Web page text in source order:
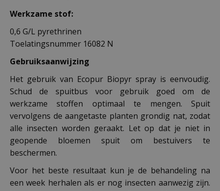
Werkzame stof:
0,6 G/L pyrethrinen
Toelatingsnummer 16082 N
Gebruiksaanwijzing
Het gebruik van Ecopur Biopyr spray is eenvoudig.
Schud de spuitbus voor gebruik goed om de
werkzame stoffen optimaal te mengen. Spuit
vervolgens de aangetaste planten grondig nat, zodat
alle insecten worden geraakt. Let op dat je niet in
geopende bloemen spuit om bestuivers te
beschermen.
Voor het beste resultaat kun je de behandeling na
een week herhalen als er nog insecten aanwezig zijn.